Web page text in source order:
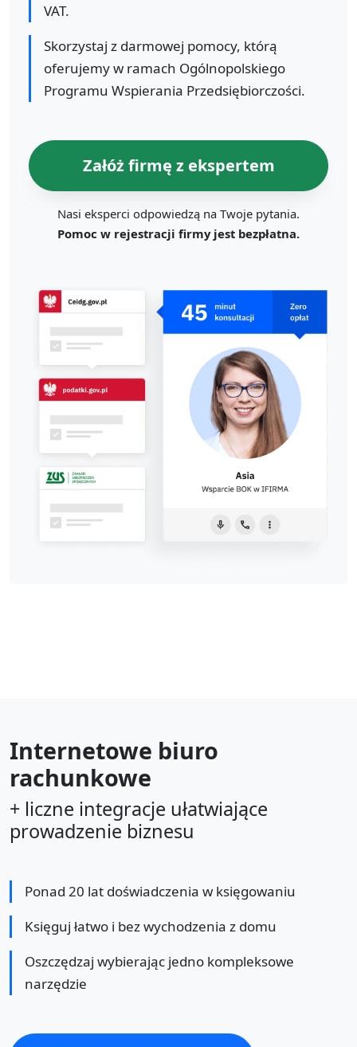
VAT.
Skorzystaj z darmowej pomocy, którą
oferujemy w ramach Ogólnopolskiego
Programu Wspierania Przedsiębiorczości.
Załóż firmę z ekspertem
Nasi eksperci odpowiedzą na Twoje pytania.
Pomoc w rejestracji firmy jest bezpłatna.
Internetowe biuro
rachunkowe
+ liczne integracje ułatwiające
prowadzenie biznesu
Ponad 20 lat doświadczenia w księgowaniu
Księguj łatwo i bez wychodzenia z domu
Oszczędzaj wybierając jedno kompleksowe
narzędzie